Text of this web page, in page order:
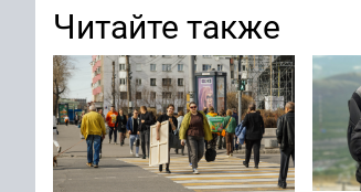
Читайте также